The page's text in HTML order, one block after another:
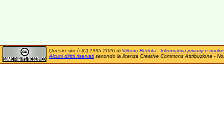
Questo sito è (C) 1995-2026 di Vittorio Bertola - Informativa privacy e cookie
Alcuni diritti riservatisecondo la licenza Creative Commons Attribuzione -